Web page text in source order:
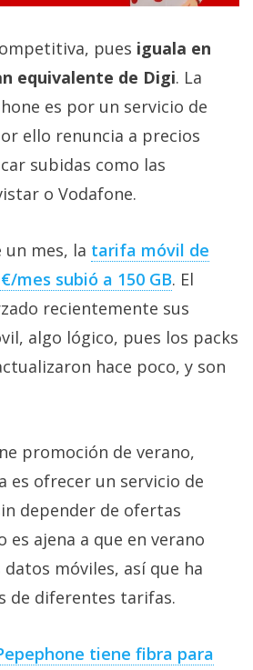
pues iguala en
equivalente de Digi. La
es por un servicio de
ello renuncia a precios
subidas como las
o Vodafone.
un mes, la tarifa móvil de
mes subió a 150 GB‎. El
recientemente sus
algo lógico, pues los packs
hace poco, y son
promoción de verano,
es ofrecer un servicio de
depender de ofertas
es ajena a que en verano
móviles, así que ha
de diferentes tarifas.
tiene fibra para